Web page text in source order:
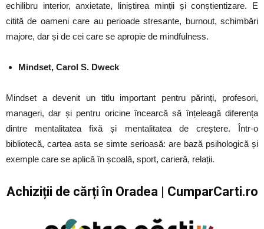
echilibru interior, anxietate, liniștirea minții și conștientizare. E
citită de oameni care au perioade stresante, burnout, schimbări
majore, dar și de cei care se apropie de mindfulness.
Mindset, Carol S. Dweck
Mindset a devenit un titlu important pentru părinți, profesori,
manageri, dar și pentru oricine încearcă să înțeleagă diferența
dintre mentalitatea fixă și mentalitatea de creștere. Într-o
bibliotecă, cartea asta se simte serioasă: are bază psihologică și
exemple care se aplică în școală, sport, carieră, relații.
Achiziții de cărți în Oradea | CumparCarti.ro